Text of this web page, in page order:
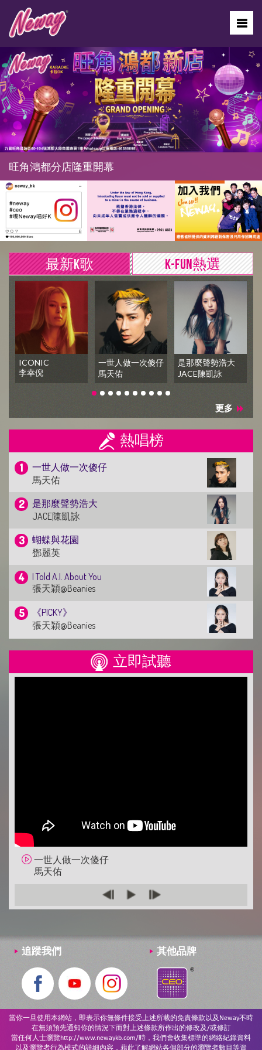
旺角鴻都分店隆重開幕
最新K歌 K-FUN熱選
ICONIC
李幸倪
一世人做一次傻仔
馬天佑
是那麼聲勢浩大
JACE陳凱詠
更多
熱唱榜
一世人做一次傻仔
馬天佑
是那麼聲勢浩大
JACE陳凱詠
蝴蝶與花園
鄧麗英
I Told A.I. About You
張天穎@Beanies
《PICKY》
張天穎@Beanies
普渡眾生
你瞞我瞞
陳柏宇
ICONIC
李幸倪
玩偶奇遇記
陳卓賢@MIRROR
E先生連環不幸事件
呂爵安@MIRROR
七姊妹星團
Lolly Talk
立即試聽
一世人做一次傻仔
馬天佑
追蹤我們 其他品牌
當你一旦使用本網站，即表示你無條件接受上述所載的免責條款以及Neway不時
在無須預先通知你的情況下而對上述條款所作出的修改及/或修訂
當任何人士瀏覽http://www.newaykb.com/時，我們會收集標準的網絡紀錄資料
以及瀏覽者行為模式的詳細內容，藉此了解網站各個部分的瀏覽者數目等資